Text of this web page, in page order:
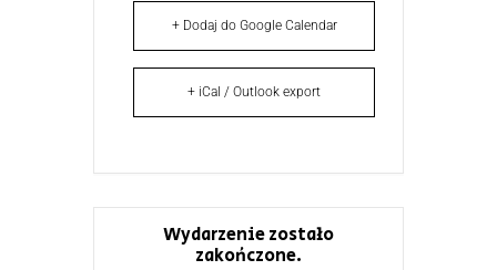
+ Dodaj do Google Calendar
+ iCal / Outlook export
Wydarzenie zostało
zakończone.